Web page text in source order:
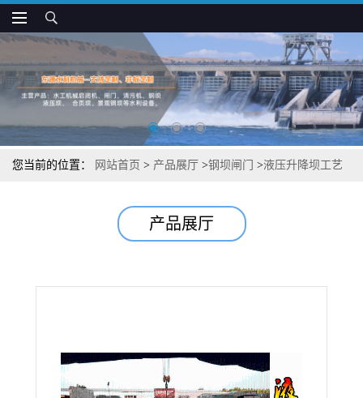
您当前的位置： 网站首页 > 产品展厅 >钢坝闸门 >液压升降坝工艺
产品展厅